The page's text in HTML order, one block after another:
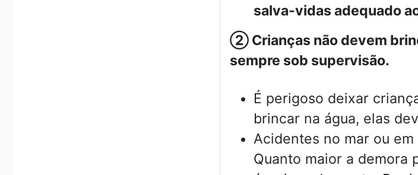
salva-vidas adequado
②Crianças não devem
sempre sob supervisão.
É perigoso deixar
brincar na água, elas
Acidentes no mar ou
Quanto maior a demora